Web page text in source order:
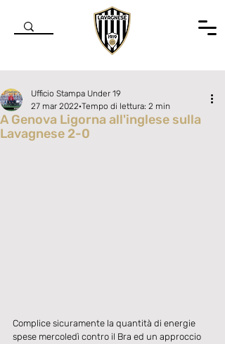
A Genova Ligorna all'inglese sulla
Lavagnese 2-0
Ufficio Stampa Under 19
27 mar 2022 Tempo di lettura: 2 min
Complice sicuramente la quantità di energie
spese mercoledì contro il Bra ed un approccio